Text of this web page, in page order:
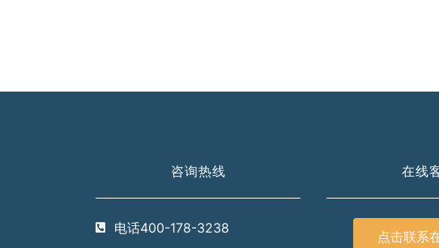
咨询热线
电话400-178-3238
在线
点击联系